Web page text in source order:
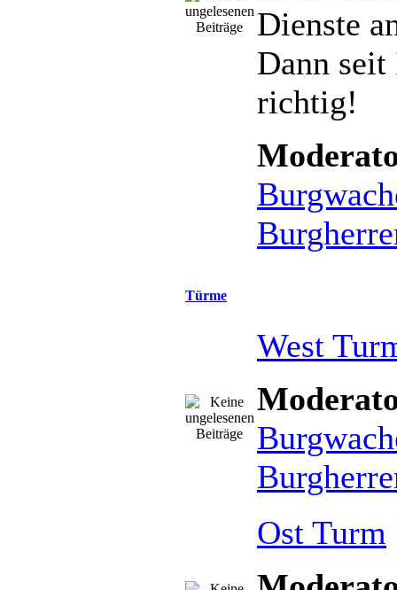
Dienste
Dann
richtig!
Türme
West
Ost Turm